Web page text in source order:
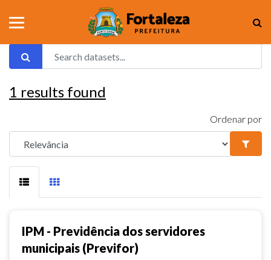
1 results found
Ordenar por
IPM - Previdência dos servidores
municipais (Previfor)